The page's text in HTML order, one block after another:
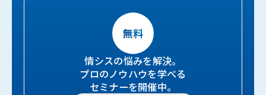
情シスの悩みを解決。
プロのノウハウを学べる
セミナーを開催中。